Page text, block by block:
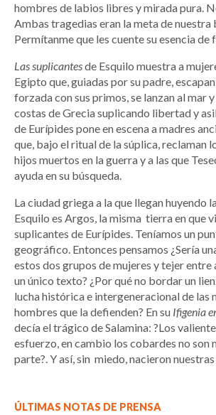
hombres de labios libres y mirada pura.
Ambas tragedias eran la meta de nuestra
Permítanme que les cuente su esencia de
Las suplicantesde Esquilo muestra a
Egipto que, guiadas por su padre,
forzada con sus primos, se lanzan al mar
costas de Grecia suplicando libertad y
de Eurípides pone en escena a madres
que, bajo el ritual de la súplica, reclaman
hijos muertos en la guerra y a las que
ayuda en su búsqueda.
La ciudad griega a la que llegan huyendo
Esquilo es Argos, la misma tierra en que
suplicantes de Eurípides. Teníamos un
geográfico. Entonces pensamos ¿Sería
estos dos grupos de mujeres y tejer entre
un único texto? ¿Por qué no bordar un
lucha histórica e intergeneracional de las
hombres que la defienden? En su Ifigenia
decía el trágico de Salamina: ?Los
esfuerzo, en cambio los cobardes no son
parte?. Y así, sin miedo, nacieron
ÚLTIMAS NOTAS DE PRENSA